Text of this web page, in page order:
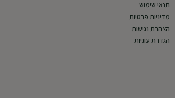
תנאי שימוש
מדיניות פרטיות
הצהרת נגישות
הגדרת עוגיות